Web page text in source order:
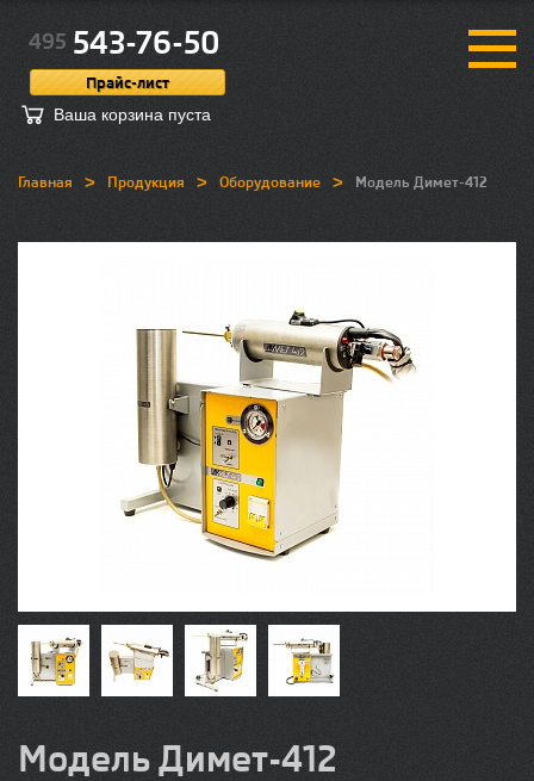
495 543-76-50
Прайс-лист
Ваша корзина пуста
Главная > Продукция > Оборудование > Модель Димет-412
Модель Димет-412